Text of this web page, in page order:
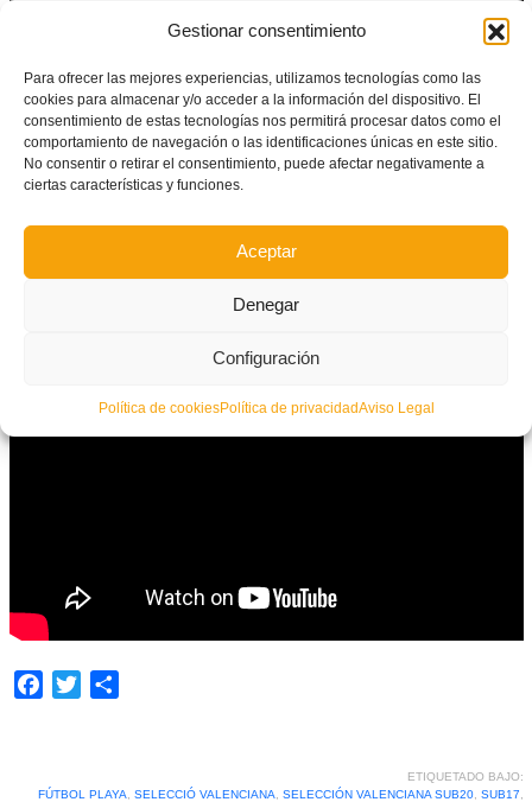
Gestionar consentimiento
Para ofrecer las mejores experiencias, utilizamos tecnologías como las
cookies para almacenar y/o acceder a la información del dispositivo. El
consentimiento de estas tecnologías nos permitirá procesar datos como el
comportamiento de navegación o las identificaciones únicas en este sitio.
No consentir o retirar el consentimiento, puede afectar negativamente a
ciertas características y funciones.
Aceptar
Denegar
Configuración
Política de cookiesPolítica de privacidadAviso Legal
Facebook
Twitter
ETIQUETADO BAJO:
FÚTBOL PLAYA
SELECCIÓ VALENCIANA SELECCIÓN VALENCIANA SUB20, SUB17